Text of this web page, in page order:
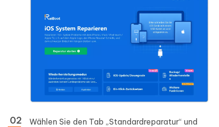
Wählen Sie den Tab „Standardreparatur“ und